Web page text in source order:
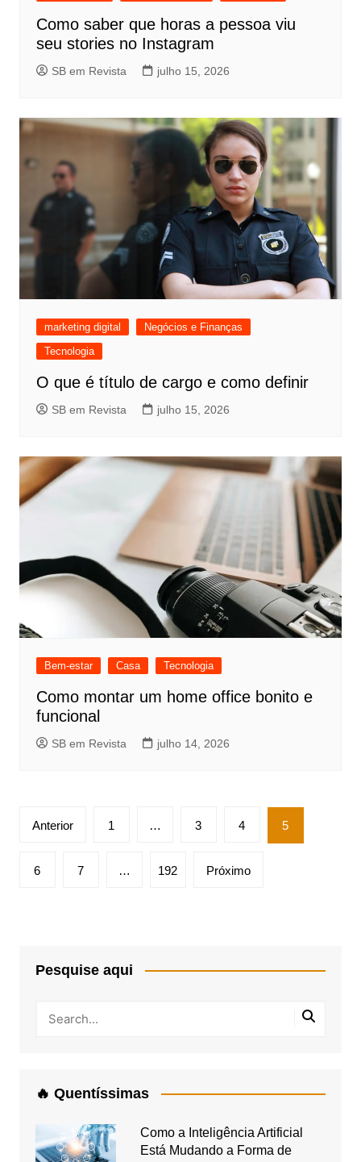
Como saber que horas a pessoa viu
seu stories no Instagram
SB em Revista julho 15, 2026
marketing digital
Negócios e Finanças
Tecnologia
O que é título de cargo e como definir
SB em Revista julho 15, 2026
Bem-estar Casa Tecnologia
Como montar um home office bonito e
funcional
SB em Revista julho 14, 2026
Paginação
posts
Anterior 1 … 3 4 5
6 7 … 192 Próximo
Pesquise aqui
🔥 Quentíssimas
Como a Inteligência Artificial
Está Mudando a Forma de